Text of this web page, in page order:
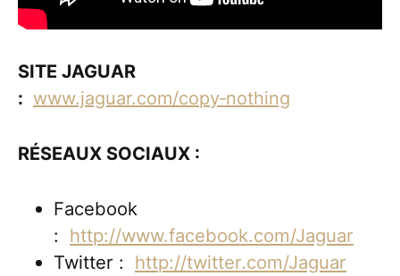
SITE JAGUAR
: www.jaguar.com/copy‑nothing
RÉSEAUX SOCIAUX :
Facebook
: http://www.facebook.com/Jaguar
Twitter : http://twitter.com/Jaguar